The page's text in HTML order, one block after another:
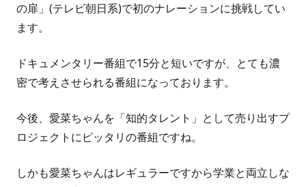
の扉」(テレビ朝日系)で初のナレーションに挑戦してい
ます。
ドキュメンタリー番組で15分と短いですが、とても濃
密で考えさせられる番組になっております。
今後、愛菜ちゃんを 「知的タレント」 として売り出すプ
ロジェクトにピッタリの番組ですね。
しかも愛菜ちゃんはレギュラーですから学業と両立しな